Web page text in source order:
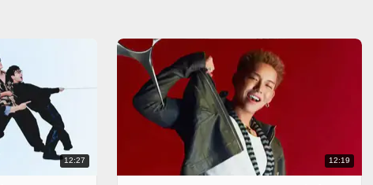
12:27 12:19